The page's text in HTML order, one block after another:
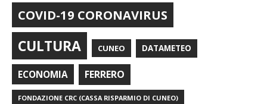
COVID-19 CORONAVIRUS
CULTURA CUNEO DATAMETEO
ECONOMIA FERRERO
FONDAZIONE CRC (CASSA RISPARMIO DI CUNEO)